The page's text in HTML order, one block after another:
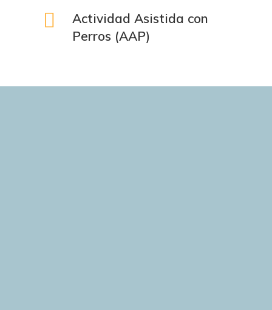
Actividad Asistida con
Perros (AAP)